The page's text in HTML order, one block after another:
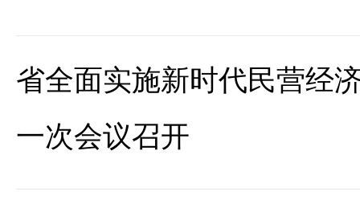
省全面实施新时代民营经
一次会议召开